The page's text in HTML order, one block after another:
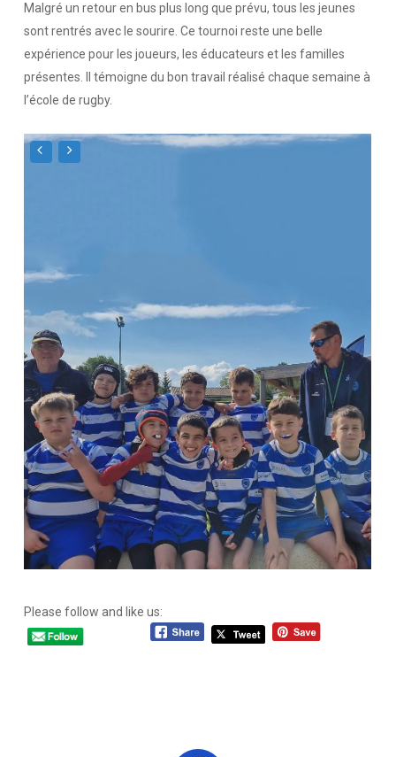
Malgré un retour en bus plus long que prévu, tous les jeunes
sont rentrés avec le sourire. Ce tournoi reste une belle
expérience pour les joueurs, les éducateurs et les familles
présentes. Il témoigne du bon travail réalisé chaque semaine à
l’école de rugby.
Please follow and like us: